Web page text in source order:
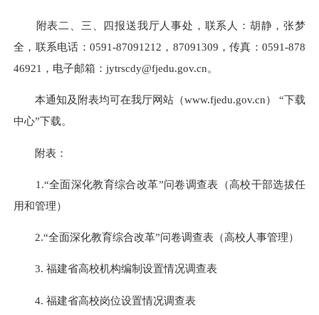
附表二、三、四报送我厅人事处，联系人：胡静，张梦
全，联系电话：0591-87091212，87091309，传真：0591-878
46921，电子邮箱：jytrscdy@fjedu.gov.cn。
本通知及附表均可在我厅网站（www.fjedu.gov.cn） “下载
中心”下载。
附表：
1.“全面深化教育综合改革”问卷调查表（高校干部选拔任
用和管理）
2.“全面深化教育综合改革”问卷调查表（高校人事管理）
3. 福建省高校机构编制设置情况调查表
4. 福建省高校岗位设置情况调查表